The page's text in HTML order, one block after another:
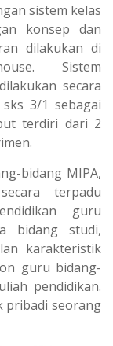
sistem kelas
konsep dan
dilakukan di
Sistem
secara
3/1 sebagai
terdiri dari 2
bidang MIPA,
terpadu
guru
bidang studi,
karakteristik
guru bidang-
pendidikan.
pribadi seorang